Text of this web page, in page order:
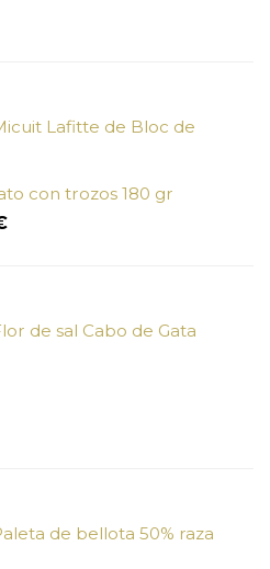
Lafitte de Bloc de
con trozos 180 gr
El
de sal Cabo de Gata
de bellota 50% raza